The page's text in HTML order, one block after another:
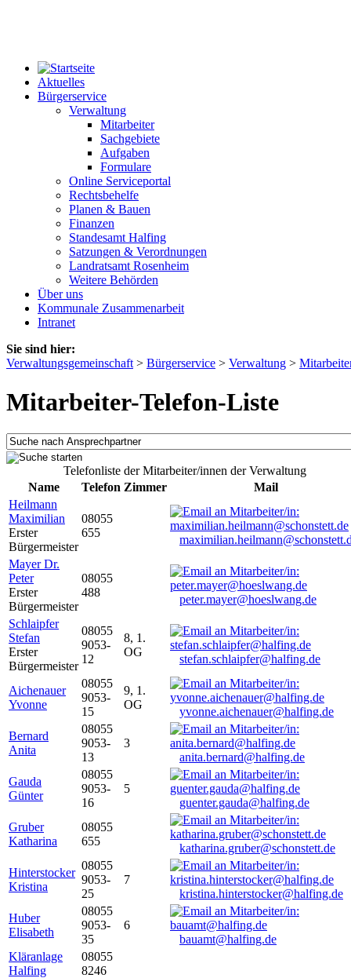
Aktuelles
Bürgerservice
Verwaltung
Mitarbeiter
Sachgebiete
Aufgaben
Formulare
Online Serviceportal
Rechtsbehelfe
Planen & Bauen
Finanzen
Standesamt Halfing
Satzungen & Verordnungen
Landratsamt Rosenheim
Weitere Behörden
Über uns
Kommunale Zusammenarbeit
Intranet
Sie sind hier:
Verwaltungsgemeinschaft > Bürgerservice > Verwaltung >
Mitarbeiter-Telefon-Liste
Telefonliste der Mitarbeiter/innen der Verwaltung
Name
Telefon Zimmer
Mail
Heilmann
Maximilian
Erster
Bürgermeister
08055
655
Mayer Dr.
Peter
Erster
Bürgermeister
08055
488
peter.mayer@hoeslwang.de
Schlaipfer
Stefan
Erster
Bürgermeister
08055
9053-
12
8, 1.
OG
stefan.schlaipfer@halfing.de
Aichenauer
Yvonne
08055
9053-
15
9, 1.
OG
yvonne.aichenauer@halfing.de
Bernard
Anita
08055
9053-
13
3
anita.bernard@halfing.de
Gauda
Günter
08055
9053-
16
5
guenter.gauda@halfing.de
Gruber
Katharina
08055
655
katharina.gruber@schonstett.de
Hinterstocker
Kristina
08055
9053-
25
7
kristina.hinterstocker@halfing.de
Huber
Elisabeth
08055
9053-
35
6
bauamt@halfing.de
Kläranlage
Halfing
08055
8246